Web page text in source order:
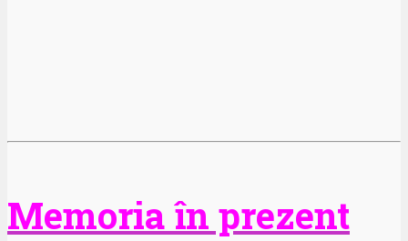
Memoria în prezent